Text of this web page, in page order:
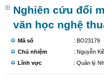
Nghiên cứu đổi
văn học nghệ
Mã số
: BO23179
Chủ nhiệm
: Nguyễn
Lĩnh vực
: Quản lý